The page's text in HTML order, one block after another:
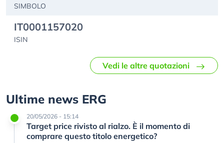
SIMBOLO
IT0001157020
ISIN
Vedi le altre quotazioni
Ultime news ERG
20/05/2026 - 15:14
Target price rivisto al rialzo. È il momento di
comprare questo titolo energetico?